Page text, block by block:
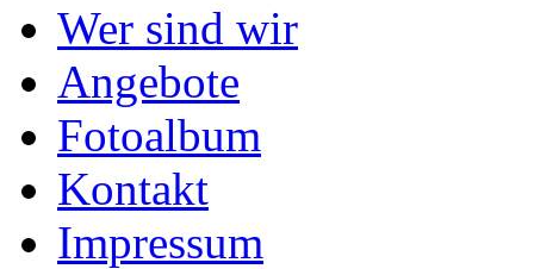
Wer sind wir
Angebote
Fotoalbum
Kontakt
Impressum